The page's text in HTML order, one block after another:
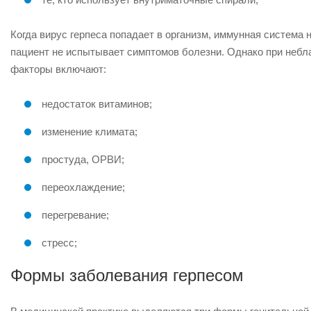
Когда вирус герпеса попадает в организм, иммунная
пациент не испытывает симптомов болезни. Однако при
факторы включают:
недостаток витаминов;
изменение климата;
простуда, ОРВИ;
переохлаждение;
перегревание;
стресс;
Формы заболевания герпесом